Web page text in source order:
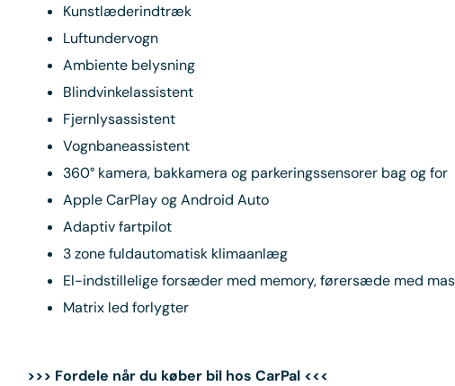
Kunstlæderindtræk
Luftundervogn
Ambiente belysning
Blindvinkelassistent
Fjernlysassistent
Vognbaneassistent
360° kamera, bakkamera og parkeringssensorer bag og for
Apple CarPlay og Android Auto
Adaptiv fartpilot
3 zone fuldautomatisk klimaanlæg
El-indstillelige forsæder med memory, førersæde med
Matrix led forlygter
>>> Fordele når du køber bil hos CarPal <<<